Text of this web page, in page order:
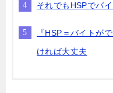
それでもHSPでバ
『HSP＝バイトが
ければ大丈夫